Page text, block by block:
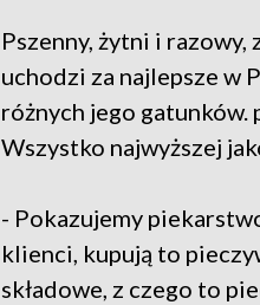
Pszenny, żytni i razowy,
uchodzi za najlepsze w
różnych jego
Wszystko najwyższej
- Pokazujemy
klienci, kupują to
składowe, z czego to